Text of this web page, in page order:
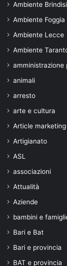
Ambiente Brindisi
Ambiente Foggia
Ambiente Lecce
Ambiente
amministrazione
animali
arresto
arte e cultura
Article marketing
Artigianato
ASL
associazioni
Attualità
Aziende
bambini e
Bari e Bat
Bari e provincia
BAT e provincia